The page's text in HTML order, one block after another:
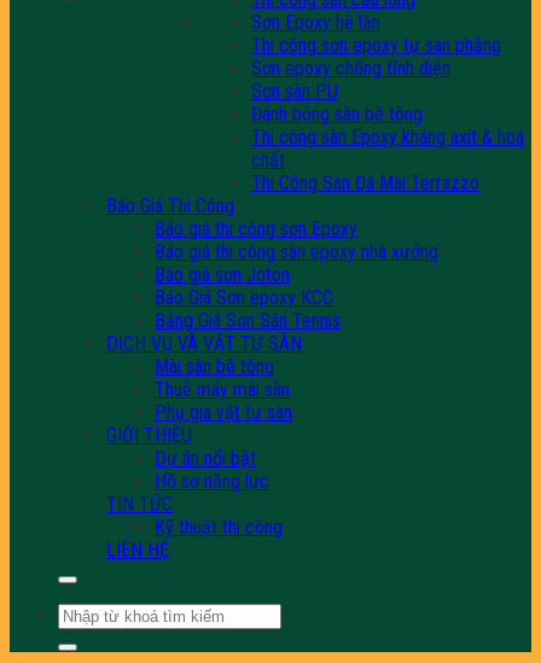
Sơn Epoxy hệ lăn
Thi công sơn epoxy tự san phẳng
Sơn epoxy chống tĩnh điện
Sơn sàn PU
Đánh bóng sàn bê tông
Thi công sàn Epoxy kháng axit & hoá
chất
Thi Công Sàn Đá Mài Terrazzo
Báo Giá Thi Công
Báo giá thi công sơn Epoxy
Báo giá thi công sàn epoxy nhà xưởng
Báo giá sơn Joton
Báo Giá Sơn epoxy KCC
Bảng Giá Sơn Sân Tennis
DỊCH VỤ VÀ VẬT TƯ SÀN
Mài sàn bê tông
Thuê máy mài sàn
Phụ gia vật tư sàn
GIỚI THIỆU
Dự án nổi bật
Hồ sơ năng lực
TIN TỨC
Kỹ thuật thi công
LIÊN HỆ
Tìm
kiếm: